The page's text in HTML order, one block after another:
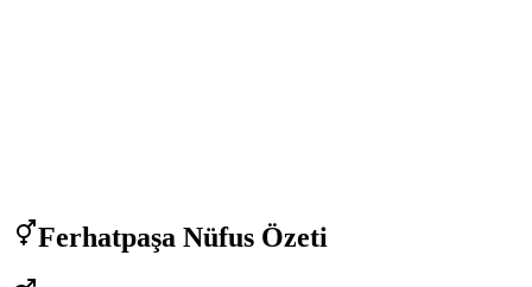
Ferhatpaşa Nüfus Özeti